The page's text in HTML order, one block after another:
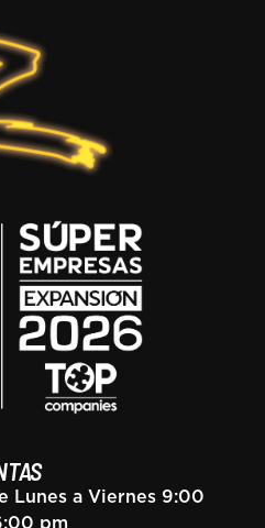
Lunes a Viernes 9:00
pm